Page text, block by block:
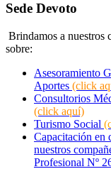
Sede Devoto
Brindamos a nuestros
sobre:
Asesoramiento
Aportes (click
Consultorios
(click aquí)
Turismo Social
Capacitación en
nuestros
Profesional Nº